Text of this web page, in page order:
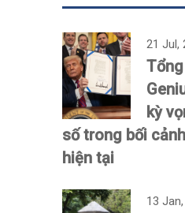
21 Jul,
kỳ
số trong bối
hiện tại
13